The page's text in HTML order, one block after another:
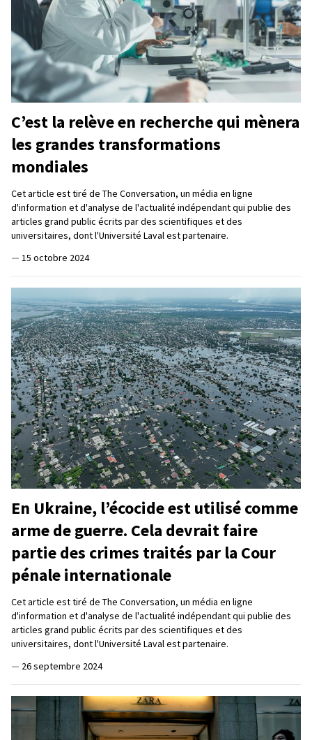
C’est la relève en recherche qui mènera
les grandes transformations
mondiales
Cet article est tiré de The Conversation, un média en ligne
d'information et d'analyse de l'actualité indépendant qui publie des
articles grand public écrits par des scientifiques et des
universitaires, dont l'Université Laval est partenaire.
— 15 octobre 2024
En Ukraine, l’écocide est utilisé comme
arme de guerre. Cela devrait faire
partie des crimes traités par la Cour
pénale internationale
Cet article est tiré de The Conversation, un média en ligne
d'information et d'analyse de l'actualité indépendant qui publie des
articles grand public écrits par des scientifiques et des
universitaires, dont l'Université Laval est partenaire.
— 26 septembre 2024